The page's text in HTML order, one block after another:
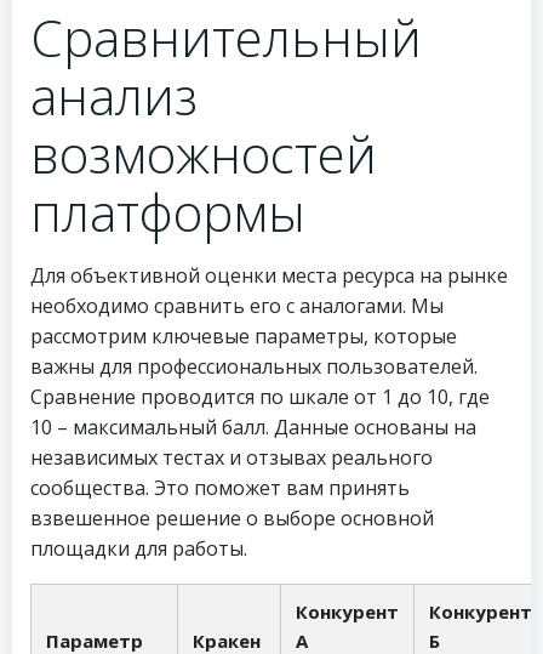
Сравнительный
анализ
возможностей
платформы
Для объективной оценки места ресурса на рынке
необходимо сравнить его с аналогами. Мы
рассмотрим ключевые параметры, которые
важны для профессиональных пользователей.
Сравнение проводится по шкале от 1 до 10, где
10 – максимальный балл. Данные основаны на
независимых тестах и отзывах реального
сообщества. Это поможет вам принять
взвешенное решение о выборе основной
площадки для работы.
Параметр Кракен
Конкурент
А
Конкурент
Б